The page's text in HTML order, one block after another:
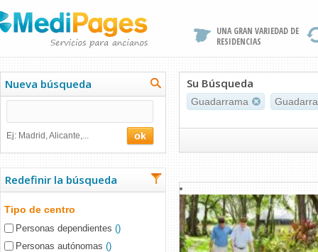
UNA GRAN VARIEDAD DE
RESIDENCIAS
Nueva búsqueda
Ej: Madrid, Alicante,...
Redefinir la búsqueda
Tipo de centro
Personas dependientes ()
Personas autónomas ()
Su Búsqueda
Guadarrama